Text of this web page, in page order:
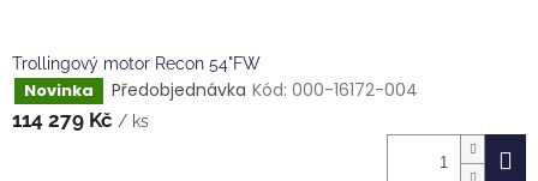
Trollingový motor Recon 54"FW
Novinka Předobjednávka Kód: 000-16172-004
114 279 Kč / ks